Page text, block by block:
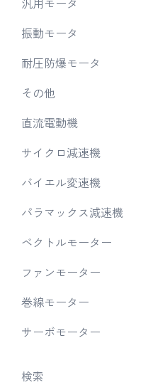
振動モータ
耐圧防爆モータ
その他
直流電動機
サイクロ減速機
バイエル変速機
パラマックス減速機
ベクトルモーター
ファンモーター
巻線モーター
サーボモーター
検索